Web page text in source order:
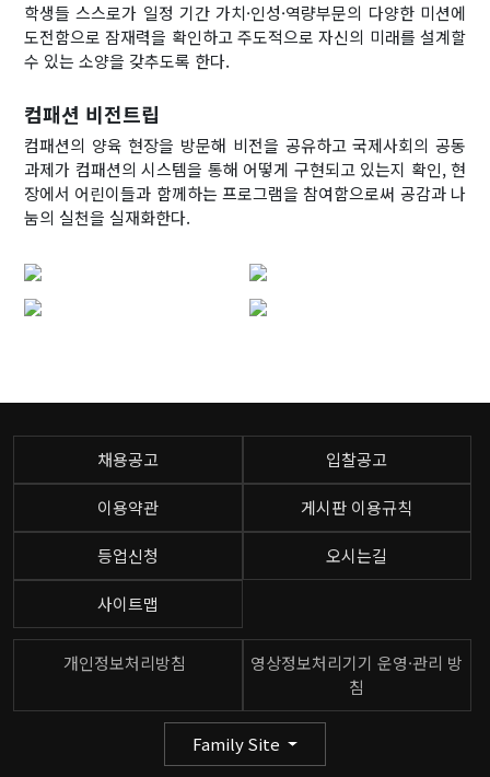
학생들 스스로가 일정 기간 가치·인성·역량부문의 다양한 미션에
도전함으로 잠재력을 확인하고 주도적으로 자신의 미래를 설계할
수 있는 소양을 갖추도록 한다.
컴패션 비전트립
컴패션의 양육 현장을 방문해 비전을 공유하고 국제사회의 공동
과제가 컴패션의 시스템을 통해 어떻게 구현되고 있는지 확인, 현
장에서 어린이들과 함께하는 프로그램을 참여함으로써 공감과 나
눔의 실천을 실재화한다.
채용공고 입찰공고
이용약관 게시판 이용규칙
등업신청 오시는길
사이트맵
개인정보처리방침
영상정보처리기기 운영·관리 방
침
Family Site